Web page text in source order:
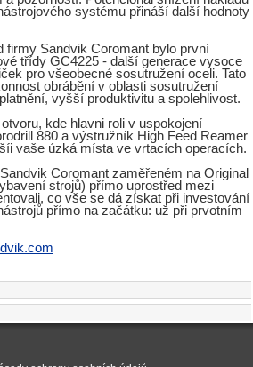
systému přináší další hodnoty
firmy Sandvik Coromant bylo první
třídy GC4225 - další generace vysoce
pro všeobecné sosutružení oceli. Tato
obrábění v oblasti sosutružení
vyšší produktivitu a spolehlivost.
kde hlavni roli v uspokojení
880 a výstružník High Feed Reamer
vaše úzká místa ve vrtacích operacích.
Coromant zaměřeném na Original
strojů) přímo uprostřed mezi
co vše se dá získat při investování
přímo na začátku: už při prvotním